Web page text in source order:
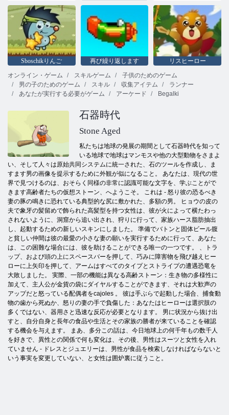
Sboschikりんご 再び繰り返します
リスヒーロー
オンライン・ゲーム
スキルゲーム
子供のためのゲーム
男の子のためのゲーム
スキル 収集アイテム
ランナー
あなたが実行する必要がゲーム
アーケード Begalki
石器時代
Stone Aged
私たちは地球の発展の期間として石器時代を知って
いる地球で地球はマンモスや他の大型動物をさまよ
い、そして人々は原始共同システムに統一された、石のツールを作成し、ま
すます男の画像を提示するために外観が似になること。 あなたは、現代の世
界で見つけるのは、おそらく同様の非常に認識可能な文字を、学ぶことがで
きます高齢者たちの仮想ストーン、へようこそ。 これは - 怒り彼の恐るべき
妻の豚の鳴きに恐れている典型的な尻に敷かれた、多額の男。 ヒョウの皮の
夫で象牙の髪留めで飾られた高髪型を持つ女性は、彼が火によって横たわっ
されないように、洞窟から追い出され、狩りに行って、家族ハース脂肪抽出
し、起動するための新しいスキンにしました。 準備でバトンと固体ビール腹
と貧しい仲間は彼の最愛の小さな妻の願いを実行するために行って、あなた
は、この困難な場合には、彼を助けることができる唯一の一つです。 、トラ
ップ、および頭の上にスペースバーを押して、巧みに障害物を飛び越えヒー
ローに上矢印を押して、アームはすべてのタイプとストライプの遭遇恐竜を
大敗しました。 実際、一部の機能は異なる高齢ストーン：生き物の多様性に
加えて、主人公が金貨の袋にダイヤルすることができます、それは大歓声の
アップだと怒っている配偶者をcajoles 。 彼は手ぶらで起動した場合、捕食動
物の歯から死ぬか、怒りの妻の手で負傷した：あなたはヒーローは選択肢の
多くではない、器用さと迅速な反応が必要となります。 男に状況から抜け出
すと、自分自身と長年の食品や生活とその家族の勝者が来ていることを確認
する機会を与えます。 まあ、多分この話は、今日地球上の何千年もの数千人
を好きで、異性との関係で何も変化は、その後、男性はスーツと女性を入れ
ていません - ドレスとジュエリーは、男性が食品を検索しなければならないと
いう事実を変更していない、と女性は囲炉裏に従うこと。